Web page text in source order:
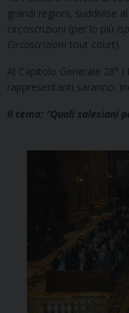
grandi regioni, suddivise
circoscrizioni (per lo più
Circoscrizioni tout court).
Al Capitolo Generale 28°
rappresentanti saranno:
Il tema: “Quali salesiani